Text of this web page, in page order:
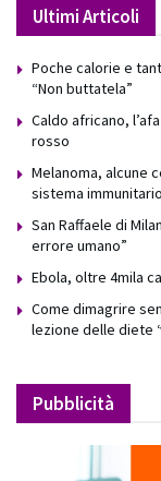
Ultimi Articoli
Poche calorie e
“Non buttatela”
Caldo africano,
rosso
Melanoma, alcune
sistema immunitario
San Raffaele di
errore umano”
Ebola, oltre 4mila
Come dimagrire
lezione delle diete
Pubblicità